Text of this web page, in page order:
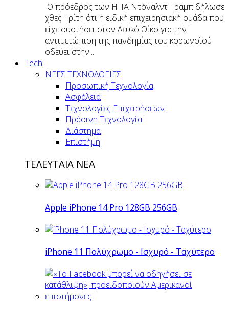
Ο πρόεδρος των ΗΠΑ Ντόναλντ Τραμπ δήλωσε
χθες Τρίτη ότι η ειδική επιχειρησιακή ομάδα που
είχε συστήσει στον Λευκό Οίκο για την
αντιμετώπιση της πανδημίας του κορωνοϊού
οδεύει στην...
Tech
ΝΕΕΣ ΤΕΧΝΟΛΟΓΙΕΣ
Προσωπική Τεχνολογία
Ασφάλεια
Τεχνολογίες Επιχειρήσεων
Πράσινη Τεχνολογία
Διάστημα
Επιστήμη
ΤΕΛΕΥΤΑΙΑ ΝΕΑ
Apple iPhone 14 Pro 128GB 256GB
iPhone 11 Πολύχρωμο - Ισχυρό - Ταχύτερο